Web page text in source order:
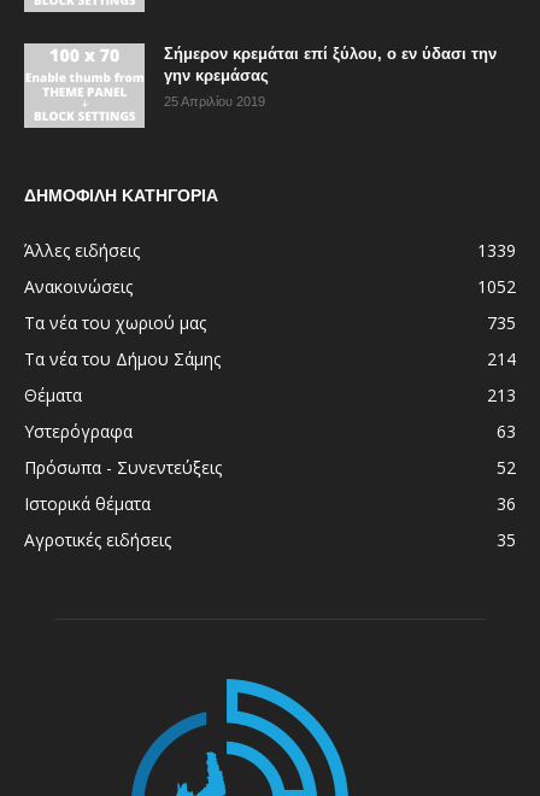
Σήμερον κρεμάται επί ξύλου, ο εν ύδασι την
γην κρεμάσας
25 Απριλίου 2019
ΔΗΜΟΦΙΛΗ ΚΑΤΗΓΟΡΙΑ
Άλλες ειδήσεις
1339
Ανακοινώσεις
1052
Τα νέα του χωριού μας
735
Τα νέα του Δήμου Σάμης
214
Θέματα
213
Υστερόγραφα
63
Πρόσωπα - Συνεντεύξεις
52
Ιστορικά θέματα
36
Αγροτικές ειδήσεις
35